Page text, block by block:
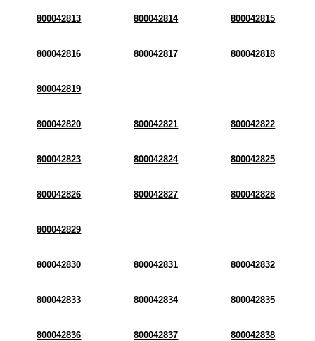
800042813 800042814 800042815
800042816 800042817 800042818
800042819
800042820 800042821 800042822
800042823 800042824 800042825
800042826 800042827 800042828
800042829
800042830 800042831 800042832
800042833 800042834 800042835
800042836 800042837 800042838